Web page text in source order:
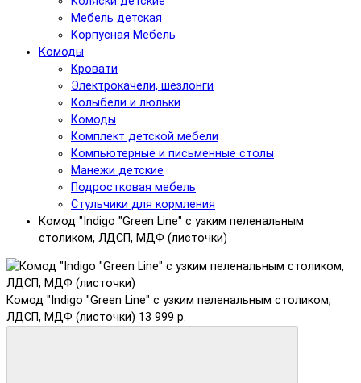
Мебель детская
Корпусная Мебель
Комоды
Кровати
Электрокачели, шезлонги
Колыбели и люльки
Комоды
Комплект детской мебели
Компьютерные и письменные столы
Манежи детские
Подростковая мебель
Стульчики для кормления
Комод "Indigo "Green Line" с узким пеленальным
столиком, ЛДСП, МДФ (листочки)
Комод "Indigo "Green Line" с узким пеленальным столиком,
ЛДСП, МДФ (листочки) 13 999 р.